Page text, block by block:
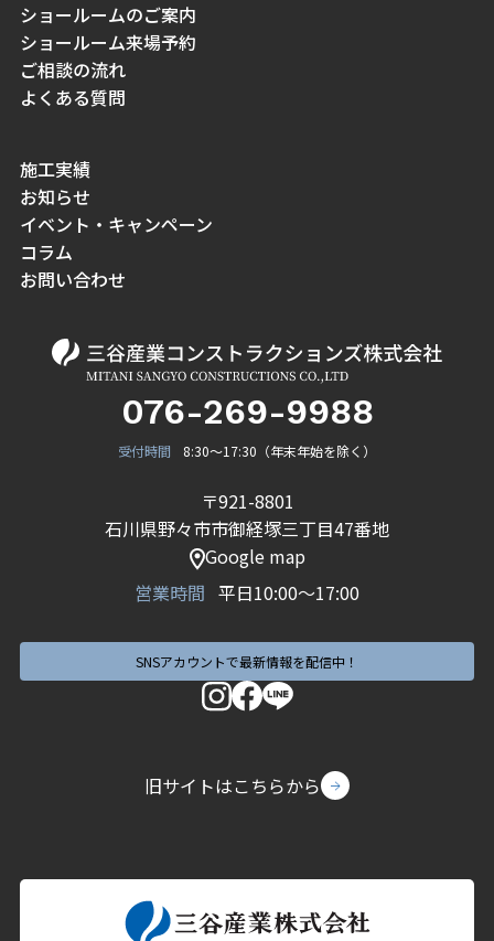
ショールームのご案内
ショールーム来場予約
ご相談の流れ
よくある質問
施工実績
お知らせ
イベント・キャンペーン
コラム
お問い合わせ
076-269-9988
受付時間 8:30〜17:30（年末年始を除く）
〒921-8801
石川県野々市市御経塚三丁目47番地
Google map
営業時間 平日10:00〜17:00
SNSアカウントで最新情報を配信中！
旧サイトはこちらから